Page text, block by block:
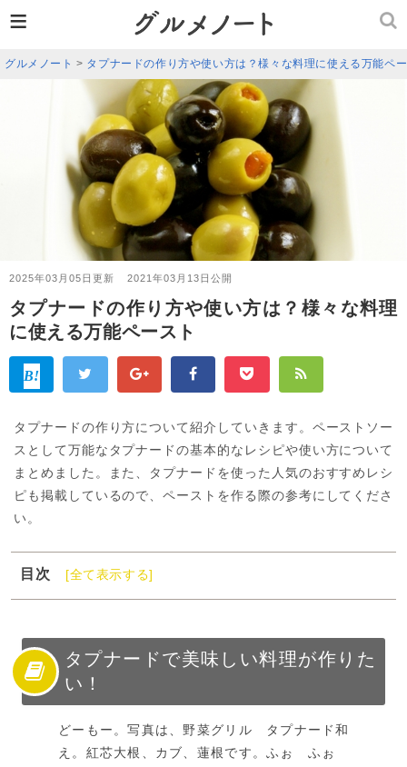
グルメノート > タプナードの作り方や使い方は？様々な料理に使える万能ペ
2025年03月05日更新 2021年03月13日公開
タプナードの作り方や使い方は？様々な料理
に使える万能ペースト
タプナードの作り方について紹介していきます。ペーストソー
スとして万能なタプナードの基本的なレシピや使い方について
まとめました。また、タプナードを使った人気のおすすめレシ
ピも掲載しているので、ペーストを作る際の参考にしてくださ
い。
目次
[全て表示する]
1
タプナードで美味しい料理が作りたい！
3
タプナードを使った人気レシピ
4
タプナードをソースなどに活用しよう！
タプナードで美味しい料理が作りた
い！
どーもー。写真は、野菜グリル タプナード和
え。紅芯大根、カブ、蓮根です。ふぉ ふぉ
≡